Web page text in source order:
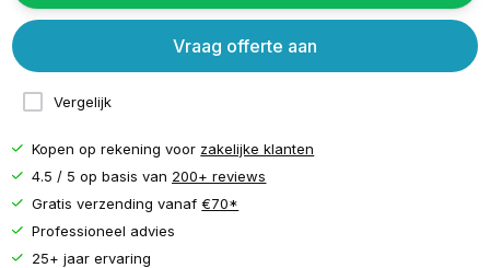
Vergelijk
Vraag offerte aan
Kopen op rekening voor zakelijke klanten
4.5 / 5 op basis van 200+ reviews
Gratis verzending vanaf€70*
Professioneel advies
25+ jaar ervaring